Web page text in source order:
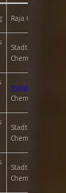
Raja Chemnitz
Stadthallenpark
Chemnitz
Yogabasics
Chemnitz
Stadthallenpark
Chemnitz
Stadthallenpark
Chemnitz